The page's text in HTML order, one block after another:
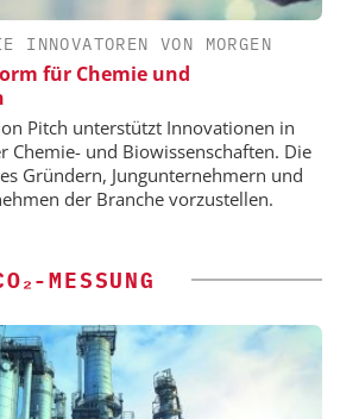
INNOVATOREN VON MORGEN
für Chemie und
Pitch unterstützt Innovationen in
Chemie- und Biowissenschaften. Die
Gründern, Jungunternehmern und
der Branche vorzustellen.
MESSUNG